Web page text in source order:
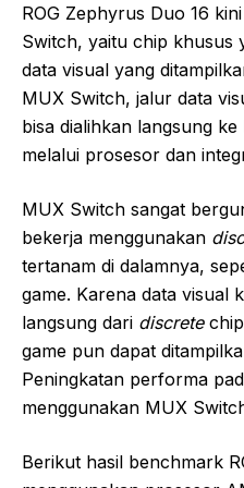
ROG Zephyrus Duo 16
Switch, yaitu chip khusus
data visual yang
MUX Switch, jalur data
bisa dialihkan langsung
melalui prosesor dan
MUX Switch sangat
bekerja menggunakan
tertanam di dalamnya,
game. Karena data visual
langsung dari discretechip
game pun dapat
Peningkatan performa
menggunakan MUX
Berikut hasil benchmark